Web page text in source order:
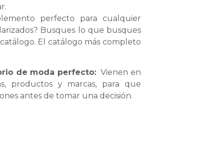
perfecto para cualquier
Busques lo que busques
El catálogo más completo
de moda perfecto: Vienen en
productos y marcas, para que
antes de tomar una decisión.